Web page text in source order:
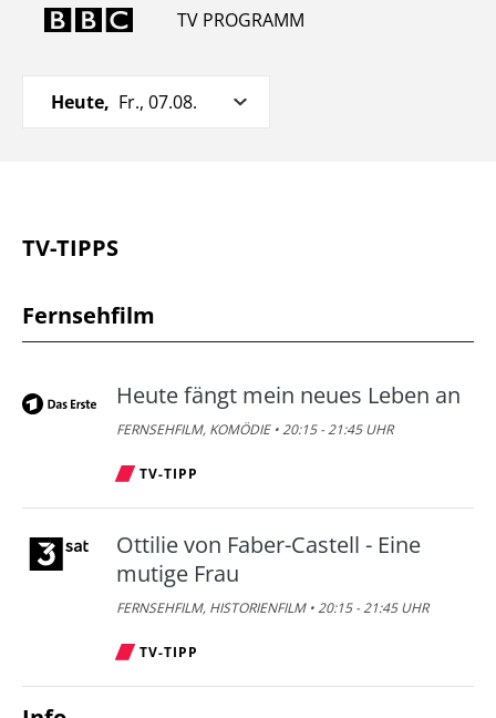
TV PROGRAMM
Heute, Fr., 07.08.
TV-TIPPS
Fernsehfilm
Heute fängt mein neues Leben an
FERNSEHFILM, KOMÖDIE • 20:15 - 21:45 UHR
TV-TIPP
Ottilie von Faber-Castell - Eine
mutige Frau
FERNSEHFILM, HISTORIENFILM • 20:15 - 21:45 UHR
TV-TIPP